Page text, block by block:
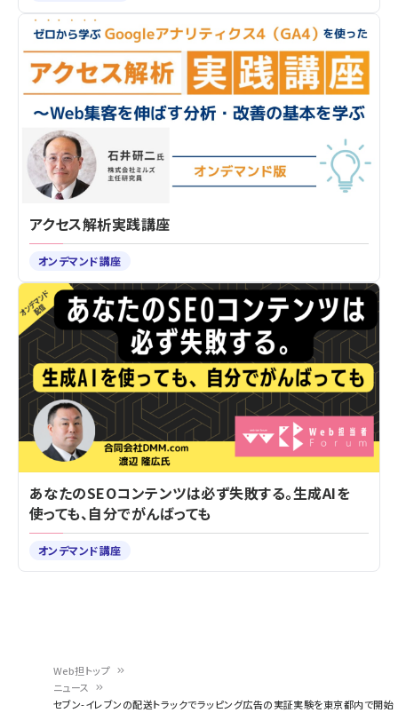
Web担トップ
ニュース
セブン-イレブンの配送トラックでラッピング広告の実証実験を東京都内で開始
アクセス解析実践講座
オンデマンド講座
あなたのSEOコンテンツは必ず失敗する。生成AIを
使っても、自分でがんばっても
オンデマンド講座